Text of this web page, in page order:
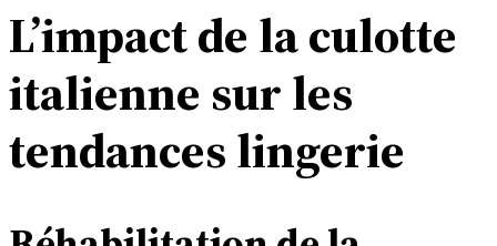
L’impact de la culotte
italienne sur les
tendances lingerie